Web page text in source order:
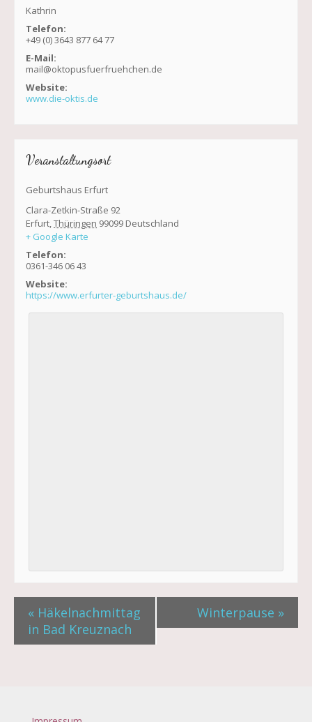
Kathrin
Telefon:
+49 (0) 3643 877 64 77
E-Mail:
mail@oktopusfuerfruehchen.de
Website:
www.die-oktis.de
Veranstaltungsort
Geburtshaus Erfurt
Clara-Zetkin-Straße 92
Erfurt,Thüringen 99099 Deutschland
+ Google Karte
Telefon:
0361-346 06 43
Website:
https://www.erfurter-geburtshaus.de/
« Häkelnachmittag
in Bad Kreuznach
Winterpause »